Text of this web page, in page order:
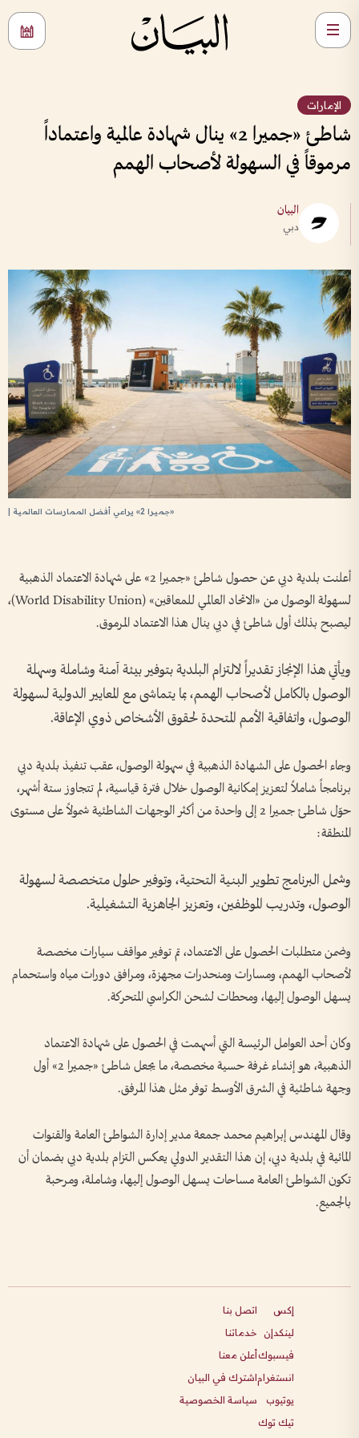
الإمارات
شاطئ «جميرا 2» ينال شهادة عالمية واعتماداً
مرموقاً في السهولة لأصحاب الهمم
البيان
دبي
«جميرا 2» يراعي أفضل الممارسات العالمية |
أعلنت بلدية دبي عن حصول شاطئ «جميرا 2» على شهادة الاعتماد الذهبية
لسهولة الوصول من «الاتحاد العالمي للمعاقين» (World Disability Union)،
ليصبح بذلك أول شاطئ في دبي ينال هذا الاعتماد المرموق.
ويأتي هذا الإنجاز تقديراً لالتزام البلدية بتوفير بيئة آمنة وشاملة وسهلة
الوصول بالكامل لأصحاب الهمم، بما يتماشى مع المعايير الدولية لسهولة
الوصول، واتفاقية الأمم المتحدة لحقوق الأشخاص ذوي الإعاقة.
وجاء الحصول على الشهادة الذهبية في سهولة الوصول، عقب تنفيذ بلدية دبي
برنامجاً شاملاً لتعزيز إمكانية الوصول خلال فترة قياسية، لم تتجاوز ستة أشهر،
حوّل شاطئ جميرا 2 إلى واحدة من أكثر الوجهات الشاطئية شمولاً على مستوى
المنطقة:
وشمل البرنامج تطوير البنية التحتية، وتوفير حلول متخصصة لسهولة
الوصول، وتدريب الموظفين، وتعزيز الجاهزية التشغيلية.
وضمن متطلبات الحصول على الاعتماد، تم توفير مواقف سيارات مخصصة
لأصحاب الهمم، ومسارات ومنحدرات مجهزة، ومرافق دورات مياه واستحمام
يسهل الوصول إليها، ومحطات لشحن الكراسي المتحركة.
وكان أحد العوامل الرئيسة التي أسهمت في الحصول على شهادة الاعتماد
الذهبية، هو إنشاء غرفة حسية مخصصة، ما يجعل شاطئ «جميرا 2» أول
وجهة شاطئية في الشرق الأوسط توفر مثل هذا المرفق.
وقال المهندس إبراهيم محمد جمعة مدير إدارة الشواطئ العامة والقنوات
المائية في بلدية دبي، إن هذا التقدير الدولي يعكس التزام بلدية دبي بضمان أن
تكون الشواطئ العامة مساحات يسهل الوصول إليها، وشاملة، ومرحبة
بالجميع.
إكس
لينكدإن
فيسبوك
انستغرام
يوتيوب
تيك توك
اتصل بنا
خدماتنا
أعلن معنا
اشترك في البيان
سياسة الخصوصية